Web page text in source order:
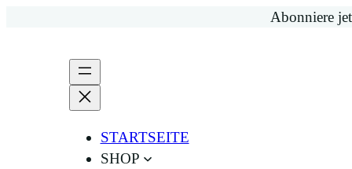
Abonniere
STARTSEITE
SHOP